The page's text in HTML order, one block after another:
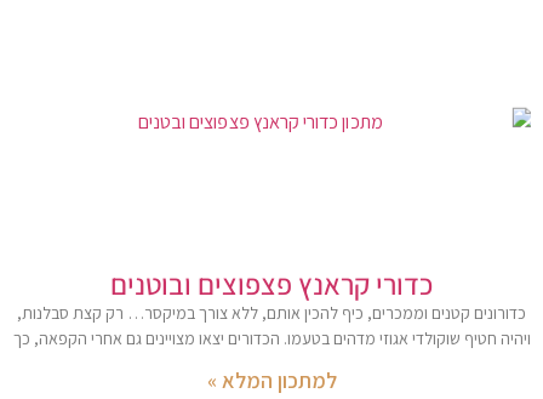
כדורי קראנץ פצפוצים ובוטנים
כדורונים קטנים וממכרים, כיף להכין אותם, ללא צורך במיקסר… רק קצת סבלנות,
ויהיה חטיף שוקולדי אגוזי מדהים בטעמו. הכדורים יצאו מצויינים גם אחרי הקפאה, כך
למתכון המלא »